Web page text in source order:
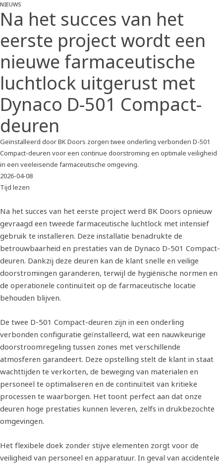
NIEUWS
Na het succes van het
eerste project wordt een
nieuwe farmaceutische
luchtlock uitgerust met
Dynaco D-501 Compact-
deuren
Geïnstalleerd door BK Doors zorgen twee onderling verbonden D-501
Compact-deuren voor een continue doorstroming en optimale veiligheid
in een veeleisende farmaceutische omgeving.
2026-04-08
Tijd lezen
Na het succes van het eerste project werd BK Doors opnieuw
gevraagd een tweede farmaceutische luchtlock met intensief
gebruik te installeren. Deze installatie benadrukte de
betrouwbaarheid en prestaties van de Dynaco D-501 Compact-
deuren. Dankzij deze deuren kan de klant snelle en veilige
doorstromingen garanderen, terwijl de hygiënische normen en
de operationele continuïteit op de farmaceutische locatie
behouden blijven.
De twee D-501 Compact-deuren zijn in een onderling
verbonden configuratie geïnstalleerd, wat een nauwkeurige
doorstroomregeling tussen zones met verschillende
atmosferen garandeert. Deze opstelling stelt de klant in staat
wachttijden te verkorten, de beweging van materialen en
personeel te optimaliseren en de continuïteit van kritieke
processen te waarborgen. Het toont perfect aan dat onze
deuren hoge prestaties kunnen leveren, zelfs in drukbezochte
omgevingen.
Het flexibele doek zonder stijve elementen zorgt voor de
veiligheid van personeel en apparatuur. In geval van accidentele